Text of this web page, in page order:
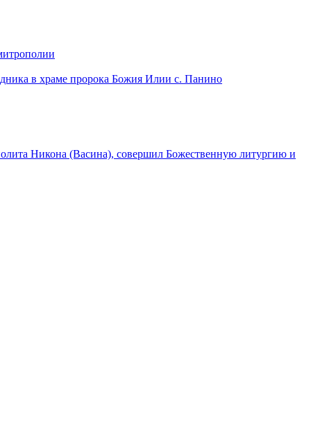
в храме пророка Божия Илии с. Панино
Никона (Васина), совершил Божественную литургию и